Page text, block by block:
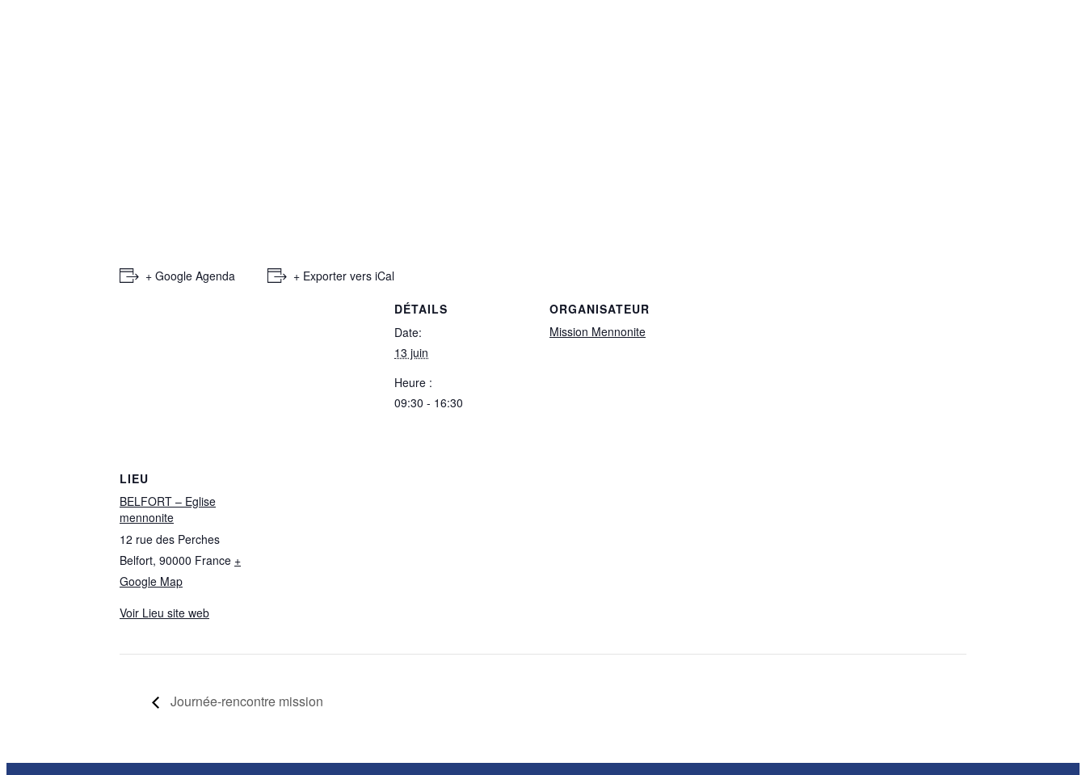
+ Google Agenda + Exporter vers iCal
DÉTAILS
Date:
13 juin
Heure :
09:30 - 16:30
ORGANISATEUR
Mission Mennonite
LIEU
BELFORT – Eglise
mennonite
12 rue des Perches
Belfort, 90000 France +
Google Map
Voir Lieu site web
Journée-rencontre mission